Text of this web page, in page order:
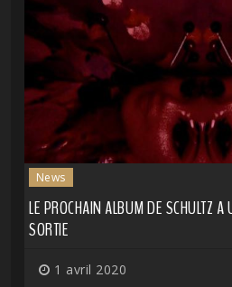
News
LE PROCHAIN ALBUM DE SCHULTZ A
SORTIE
1 avril 2020